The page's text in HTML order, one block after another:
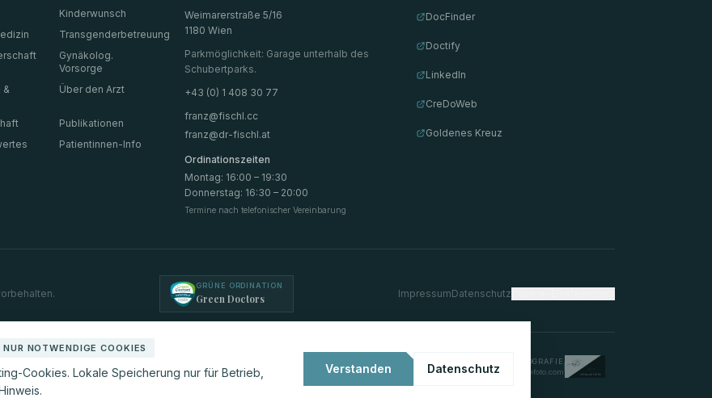
Kinderwunsch
Transgenderbetreuung
Gynäkolog.
Vorsorge
&
Über den Arzt
Publikationen
Patientinnen-Info
Weimarerstraße 5/16
1180 Wien
Parkmöglichkeit: Garage unterhalb des
Schubertparks.
+43 (0) 1 408 30 77
franz@fischl.cc
franz@dr-fischl.at
Ordinationszeiten
Montag: 16:00 – 19:30
Donnerstag: 16:30 – 20:00
Termine nach telefonischer Vereinbarung
DocFinder
Doctify
LinkedIn
CreDoWeb
Goldenes Kreuz
GRÜNE ORDINATION
Green Doctors ImpressumDatenschutz
© PORTRAITFOTOGRAFIE
estellefoto.com
NUR NOTWENDIGE COOKIES
Cookies. Lokale Speicherung nur für Betrieb,
Verstanden Datenschutz